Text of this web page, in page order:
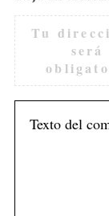
Tu
será